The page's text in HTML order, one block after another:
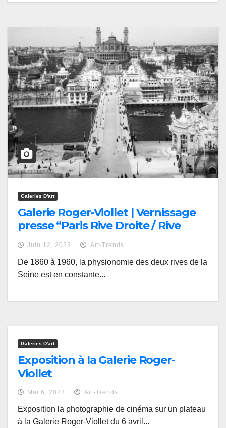
Galeries D'art
Galerie Roger-Viollet | Vernissage
presse “Paris Rive Droite / Rive
gauche, les bords de Seine entre
labeur et loisirs
Juin 12, 2023 Art-Trends
De 1860 à 1960, la physionomie des deux rives de la
Seine est en constante...
Galeries D'art
Exposition à la Galerie Roger-
Viollet
Mai 6, 2023 Art-Trends
Exposition la photographie de cinéma sur un plateau
à la Galerie Roger-Viollet du 6 avril...